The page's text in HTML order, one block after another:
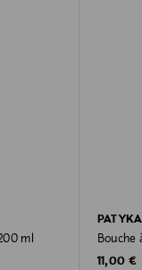
ml
PATYKA
Bouche
Original
11,00 €